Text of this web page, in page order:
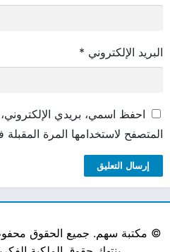
البريد الإلكتروني *
احفظ اسمي، بريدي
المتصفح لاستخدامها المرة
© مكتبة سهم. جميع الحقوق